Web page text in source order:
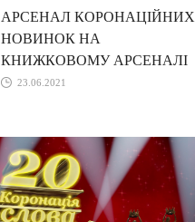
АРСЕНАЛ КОРОНАЦІЙНИХ
НОВИНОК НА
КНИЖКОВОМУ АРСЕНАЛІ
23.06.2021